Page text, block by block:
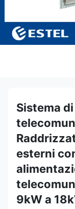
Sistema
esterni
9kW a